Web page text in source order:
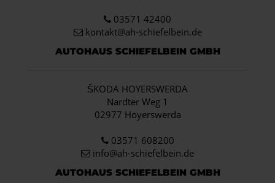
03571 42400
kontakt@ah-schiefelbein.de
AUTOHAUS SCHIEFELBEIN GMBH
ŠKODA HOYERSWERDA
Nardter Weg 1
02977 Hoyerswerda
03571 608200
info@ah-schiefelbein.de
AUTOHAUS SCHIEFELBEIN GMBH